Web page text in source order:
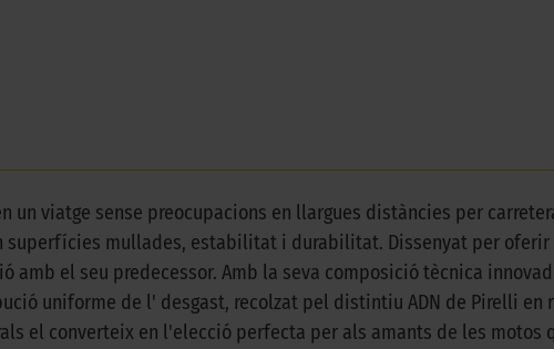
un viatge sense preocupacions en llargues distàncies per
mullades, estabilitat i durabilitat. Dissenyat per
el seu predecessor. Amb la seva composició tècnica
uniforme de l' desgast, recolzat pel distintiu ADN de Pirelli
el converteix en l'elecció perfecta per als amants de les motos